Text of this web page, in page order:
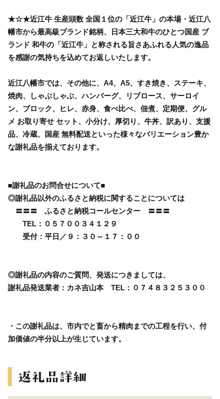
★☆★近江牛 生産頭数 全国１位の「近江牛」の本場・近江八
幡市から最高級ブランド銘柄、日本三大和牛のひとつ国産 ブ
ランド 和牛の「近江牛」と称される旨さあふれる人気の逸品
を感謝の気持ちを込めてお返しいたします。
近江八幡市では、その他に、A4、A5、すき焼き、ステーキ、
焼肉、しゃぶしゃぶ、ハンバーグ、リブロース、サーロイ
ン、ブロック、ヒレ、赤身、食べ比べ、佃煮、定期便、グル
メ お取り寄せ セット、小分け、厚切り、牛丼、訳あり、支援
品、冷蔵、国産 無料配送といった様々なバリエーション豊か
な謝礼品を揃えております。
■謝礼品のお問合せについて■
◎謝礼品以外のふるさと納税に関することについては
〓〓〓 ふるさと納税コールセンター 〓〓〓
TEL：０５７００３４１２９
受付：平日／９：３０～１７：００
◎謝礼品の内容のご質問、発送につきましては、
謝礼品発送業者：カネ吉山本 TEL：０７４８３２５３００
・この謝礼品は、市内でと畜から精肉までの工程を行い、付
加価値の半分以上が生じています。